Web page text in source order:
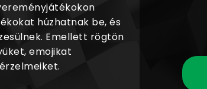
húzhatnak be, és
Emellett rögtön
emojikat